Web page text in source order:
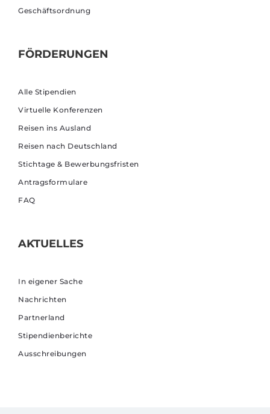
Geschäftsordnung
FÖRDERUNGEN
Alle Stipendien
Virtuelle Konferenzen
Reisen ins Ausland
Reisen nach Deutschland
Stichtage & Bewerbungsfristen
Antragsformulare
FAQ
AKTUELLES
In eigener Sache
Nachrichten
Partnerland
Stipendienberichte
Ausschreibungen